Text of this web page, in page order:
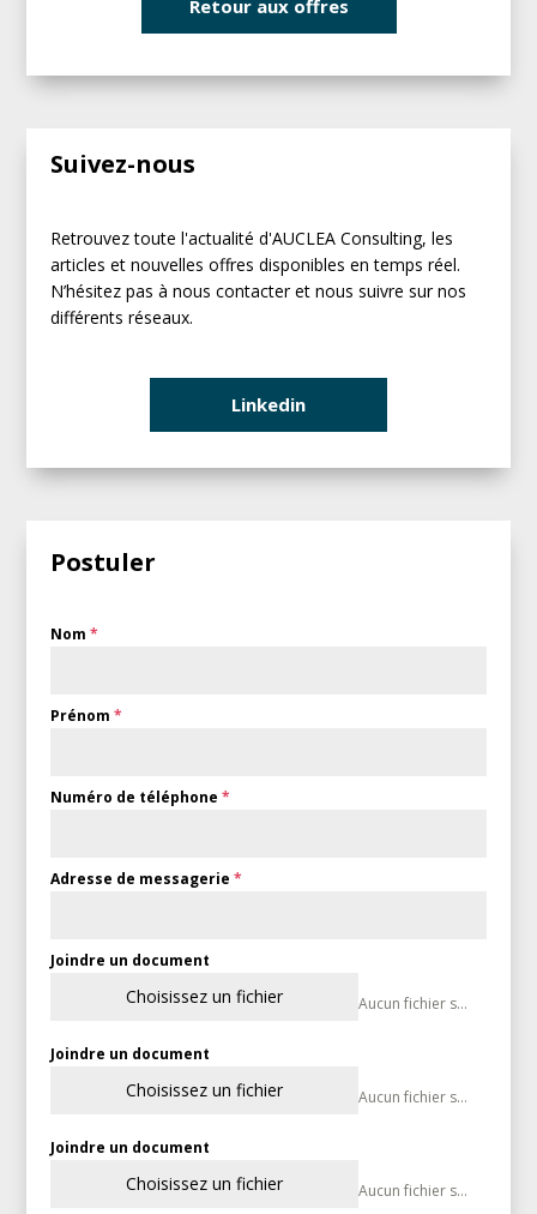
Retour aux offres
Suivez-nous
Retrouvez toute l'actualité d'AUCLEA Consulting, les
articles et nouvelles offres disponibles en temps réel.
N’hésitez pas à nous contacter et nous suivre sur nos
différents réseaux.
Linkedin
Postuler
Nom*
Prénom*
Numéro de téléphone*
Adresse de messagerie*
Joindre un document
Choisissez un fichier Aucun fichier sélectionné
Joindre un document
Choisissez un fichier Aucun fichier sélectionné
Joindre un document
Choisissez un fichier Aucun fichier sélectionné